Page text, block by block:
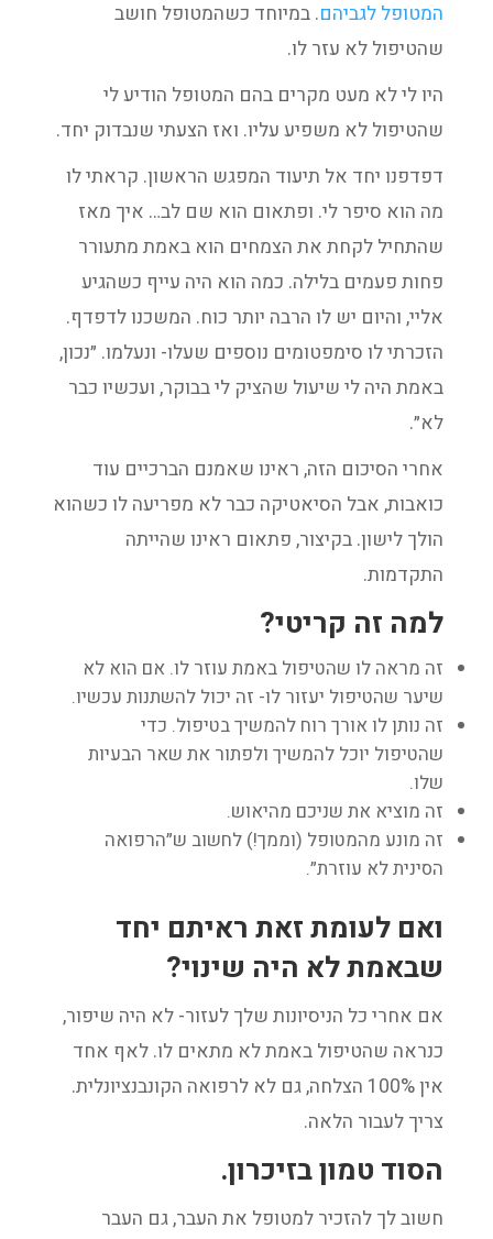
המטופל לגביהם. במיוחד כשהמטופל חושב
שהטיפול לא עזר לו.
היו לי לא מעט מקרים בהם המטופל הודיע לי
שהטיפול לא משפיע עליו. ואז הצעתי שנבדוק יחד.
דפדפנו יחד אל תיעוד המפגש הראשון. קראתי לו
מה הוא סיפר לי. ופתאום הוא שם לב… איך מאז
שהתחיל לקחת את הצמחים הוא באמת מתעורר
פחות פעמים בלילה. כמה הוא היה עייף כשהגיע
אליי, והיום יש לו הרבה יותר כוח. המשכנו לדפדף.
הזכרתי לו סימפטומים נוספים שעלו- ונעלמו. ״נכון,
באמת היה לי שיעול שהציק לי בבוקר, ועכשיו כבר
לא״.
אחרי הסיכום הזה, ראינו שאמנם הברכיים עוד
כואבות, אבל הסיאטיקה כבר לא מפריעה לו כשהוא
הולך לישון. בקיצור, פתאום ראינו שהייתה
התקדמות.
למה זה קריטי?
זה מראה לו שהטיפול באמת עוזר לו. אם הוא לא
שיער שהטיפול יעזור לו- זה יכול להשתנות עכשיו.
זה נותן לו אורך רוח להמשיך בטיפול. כדי
שהטיפול יוכל להמשיך ולפתור את שאר הבעיות
שלו.
זה מוציא את שניכם מהיאוש.
זה מונע מהמטופל (וממך!) לחשוב ש״הרפואה
הסינית לא עוזרת״.
ואם לעומת זאת ראיתם יחד
שבאמת לא היה שינוי?
אם אחרי כל הניסיונות שלך לעזור- לא היה שיפור,
כנראה שהטיפול באמת לא מתאים לו. לאף אחד
אין 100% הצלחה, גם לא לרפואה הקונבנציונלית.
צריך לעבור הלאה.
הסוד טמון בזיכרון.
חשוב לך להזכיר למטופל את העבר, גם העבר